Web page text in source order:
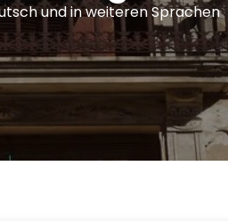
und in weiteren Sprachen